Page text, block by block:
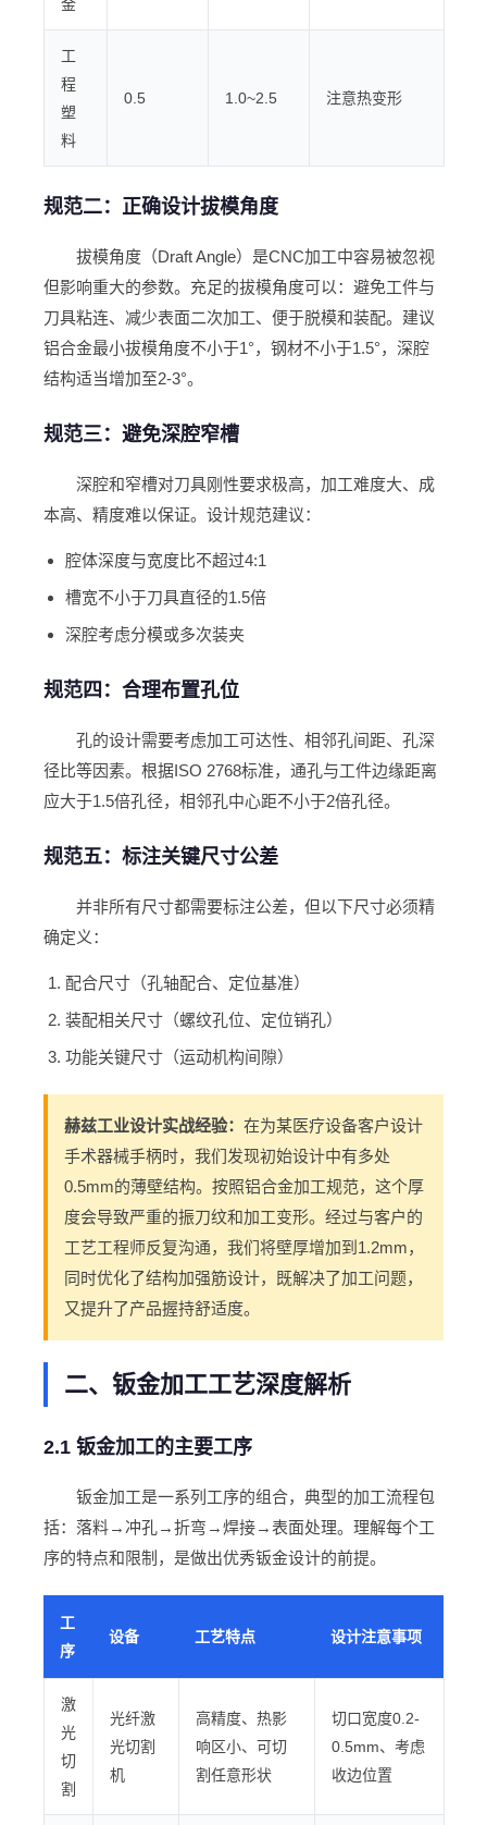
金
工
程
塑
料
0.5 1.0~2.5 注意热变形
规范二：正确设计拔模角度
拔模角度（Draft Angle）是CNC加工中容易被忽视
但影响重大的参数。充足的拔模角度可以：避免工件与
刀具粘连、减少表面二次加工、便于脱模和装配。建议
铝合金最小拔模角度不小于1°，钢材不小于1.5°，深腔
结构适当增加至2-3°。
规范三：避免深腔窄槽
深腔和窄槽对刀具刚性要求极高，加工难度大、成
本高、精度难以保证。设计规范建议：
腔体深度与宽度比不超过4:1
槽宽不小于刀具直径的1.5倍
深腔考虑分模或多次装夹
规范四：合理布置孔位
孔的设计需要考虑加工可达性、相邻孔间距、孔深
径比等因素。根据ISO 2768标准，通孔与工件边缘距离
应大于1.5倍孔径，相邻孔中心距不小于2倍孔径。
规范五：标注关键尺寸公差
并非所有尺寸都需要标注公差，但以下尺寸必须精
确定义：
配合尺寸（孔轴配合、定位基准）
装配相关尺寸（螺纹孔位、定位销孔）
功能关键尺寸（运动机构间隙）
赫兹工业设计实战经验： 在为某医疗设备客户设计
手术器械手柄时，我们发现初始设计中有多处
0.5mm的薄壁结构。按照铝合金加工规范，这个厚
度会导致严重的振刀纹和加工变形。经过与客户的
工艺工程师反复沟通，我们将壁厚增加到1.2mm，
同时优化了结构加强筋设计，既解决了加工问题，
又提升了产品握持舒适度。
二、钣金加工工艺深度解析
2.1 钣金加工的主要工序
钣金加工是一系列工序的组合，典型的加工流程包
括：落料→冲孔→折弯→焊接→表面处理。理解每个工
序的特点和限制，是做出优秀钣金设计的前提。
工
序
设备 工艺特点 设计注意事项
激
光
切
割
光纤激
光切割
机
高精度、热影
响区小、可切
割任意形状
切口宽度0.2-
0.5mm、考虑
收边位置